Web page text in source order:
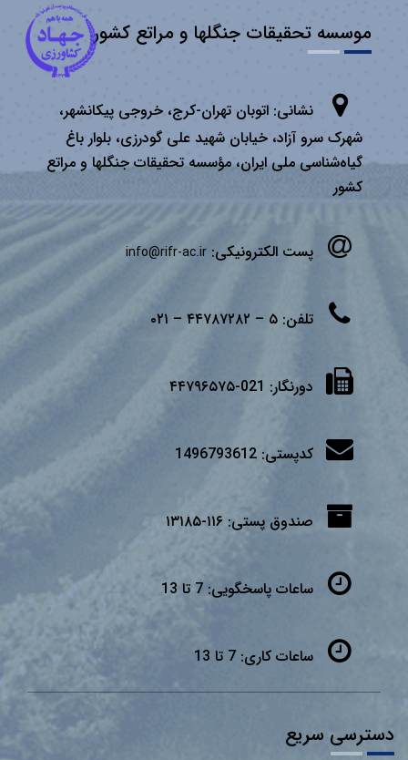
موسسه تحقیقات جنگلها و مراتع کشور
نشانی: اتوبان تهران­-كرج، خروجی پیكانشهر،
شهرک سرو آزاد، خیابان شهید علی گودرزی، بلوار باغ
گیاه‌شناسی ملی ایران، مؤسسه تحقیقات جنگلها و مراتع
كشور
پست الکترونیکی: info@rifr-ac.ir
تلفن: ۵ – ۴۴۷۸۷۲۸۲ – ۰۲۱
دورنگار: 021-۴۴۷۹۶۵۷۵
کدپستی: 1496793612
صندوق پستی: ۱۱۶-۱۳۱۸۵
ساعات پاسخگویی: 7 تا 13
ساعات کاری: 7 تا 13
دسترسی سریع